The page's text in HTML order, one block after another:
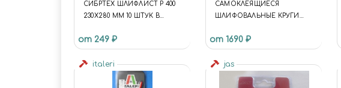
СИБРТЕХ ШЛИФЛИСТ Р 400
230Х280 ММ 10 ШТУК В
от 249 ₽
САМОКЛЕЯЩИЕСЯ
ШЛИФОВАЛЬНЫЕ КРУГИ
ДИАМЕТР 125 ММ, 5 ШТ
от 1690 ₽
italeri jas